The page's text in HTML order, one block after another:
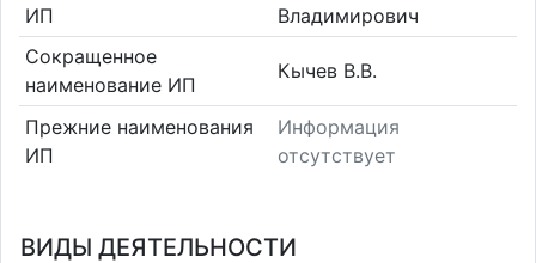
ИП
Владимирович
Сокращенное
наименование ИП
Кычев В.В.
Прежние наименования
ИП
Информация
отсутствует
ВИДЫ ДЕЯТЕЛЬНОСТИ